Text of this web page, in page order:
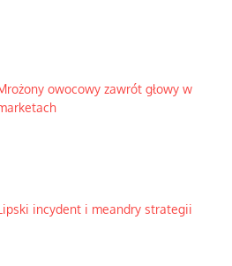
owocowy zawrót głowy w
incydent i meandry strategii